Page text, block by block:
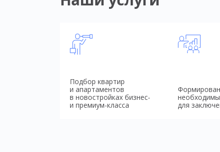
Подбор квартир
и апартаментов
в новостройках бизнес-
и премиум-класса
для